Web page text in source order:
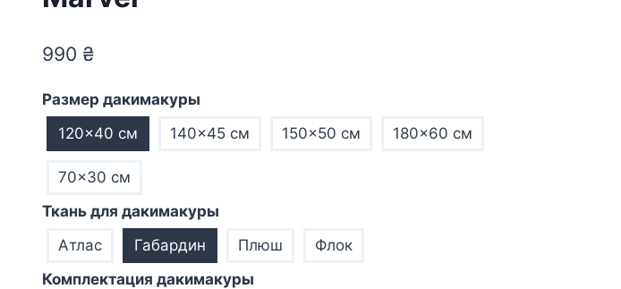
990 ₴
Размер дакимакуры
120×40 см
140×45 см 150×50 см 180×60 см
70×30 см
Ткань для дакимакуры
Атлас
Габардин Плюш
Флок
Комплектация дакимакуры